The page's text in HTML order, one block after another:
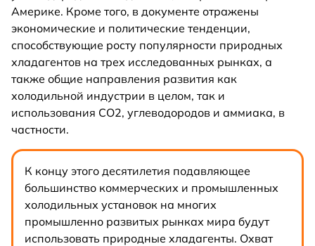
Америке. Кроме того, в документе отражены
экономические и политические тенденции,
способствующие росту популярности природных
хладагентов на трех исследованных рынках, а
также общие направления развития как
холодильной индустрии в целом, так и
использования CO2, углеводородов и аммиака, в
частности.
К концу этого десятилетия подавляющее
большинство коммерческих и промышленных
холодильных установок на многих
промышленно развитых рынках мира будут
использовать природные хладагенты. Охват